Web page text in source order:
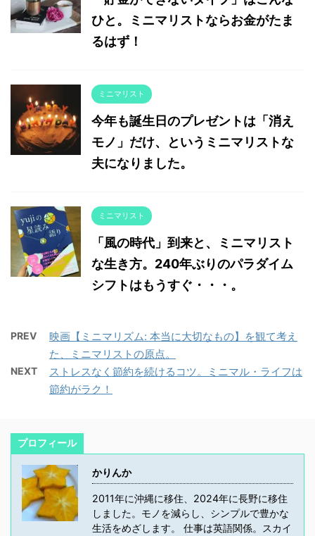
ひと。ミニマリストならお金がたま
るはず！
ミニマリスト
今年も誕生日のプレゼントは「消え
モノ」だけ、というミニマリストな
夫になりました。
ミニマリスト
「風の時代」到来と、ミニマリスト
な生き方。240年ぶりのパラダイム
シフトはもうすぐ・・・。
PREV
映画【ミニマリズム: 本当に大切なもの】を観て考え
た、ミニマリストの原点。
NEXT
ストレスなく節約を続けるコツ。ミニマル・ライフは
節約がラク！
プロフィール
かりんか
2011年に沖縄に移住、2024年に長野に移住
しました。モノを減らし、シンプルで豊かな
生活をめざします。 仕事は英語関係。スカイ